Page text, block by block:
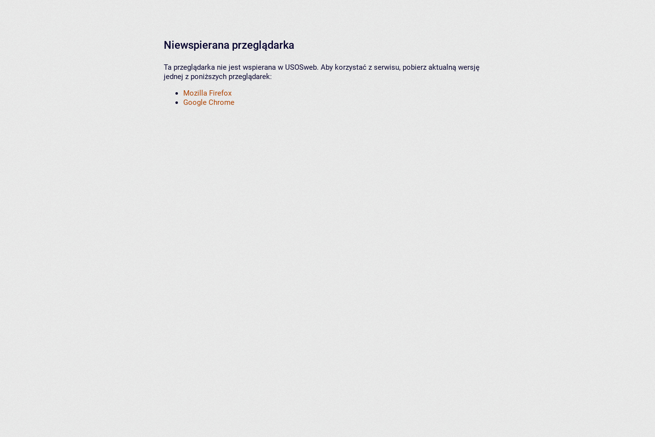
Niewspierana przeglądarka
Ta przeglądarka nie jest wspierana w USOSweb. Aby korzystać z serwisu, pobierz aktualną wersję
jednej z poniższych przeglądarek:
Mozilla Firefox
Google Chrome